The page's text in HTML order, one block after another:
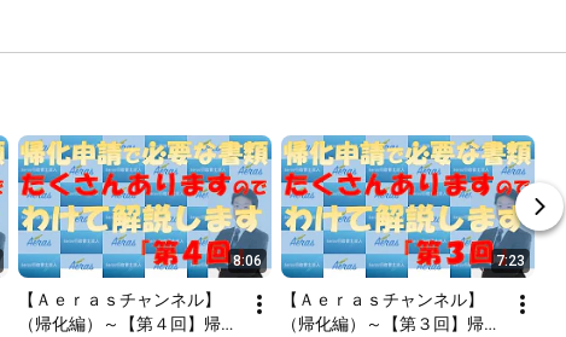
8:06
【Ａｅｒａｓチャンネル】
（帰化編）～【第４回】帰化
7:23
【Ａｅｒａｓチャンネル】
（帰化編）～【第３回】帰化